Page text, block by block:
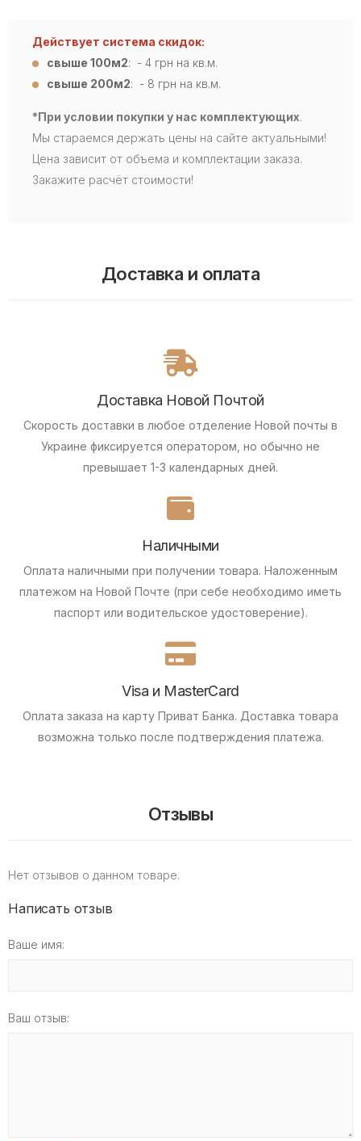
Действует система скидок:
свыше 100м2: - 4 грн на кв.м.
свыше 200м2: - 8 грн на кв.м.
*При условии покупки у нас комплектующих.
Мы стараемся держать цены на сайте актуальными!
Цена зависит от объема и комплектации заказа.
Закажите расчёт стоимости!
Доставка и оплата
Доставка Новой Почтой
Скорость доставки в любое отделение Новой почты в
Украине фиксируется оператором, но обычно не
превышает 1-3 календарных дней.
Наличными
Оплата наличными при получении товара. Наложенным
платежом на Новой Почте (при себе необходимо иметь
паспорт или водительское удостоверение).
Visa и MasterCard
Оплата заказа на карту Приват Банка. Доставка товара
возможна только после подтверждения платежа.
Отзывы
Нет отзывов о данном товаре.
Написать отзыв
Ваше имя:
Ваш отзыв: